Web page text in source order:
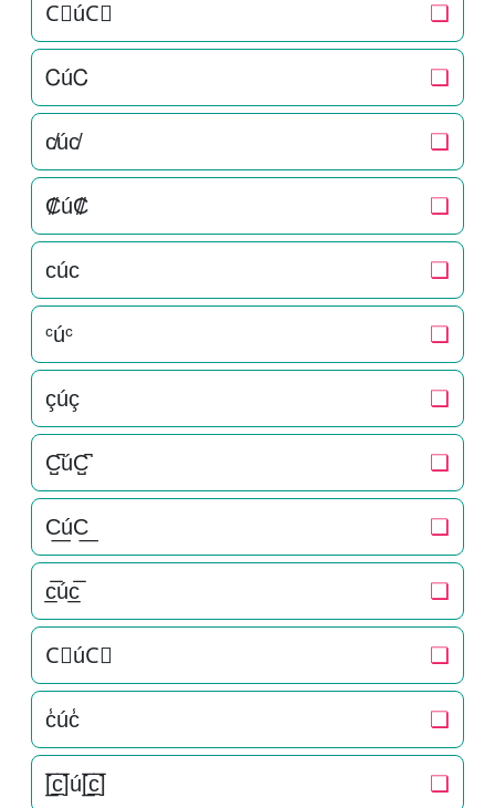
C⃒úC⃒ ❏
ᏟúᏟ ❏
c̸úc̸ ❏
₡ú₡ ❏
ϲúϲ ❏
ᶜúᶜ ❏
çúç ❏
C̺͆úC̺͆ ❏
C͟úC͟ ❏
c̲̅úc̲̅ ❏
C⃣úC⃣ ❏
c̾úc̾ ❏
[̲̅c̲̅]ú[̲̅c̲̅] ❏